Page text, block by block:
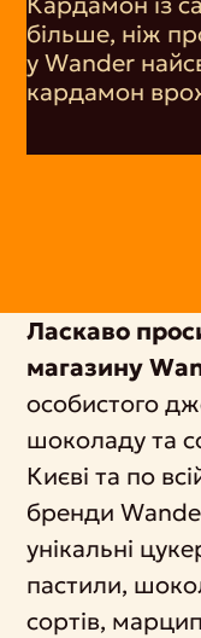
більше, ніж
у Wander
кардамон
пряним
будь-якій
Ласкаво
магазину
особистого
шоколаду та
Києві та по
бренди
унікальні
пастили,
сортів,